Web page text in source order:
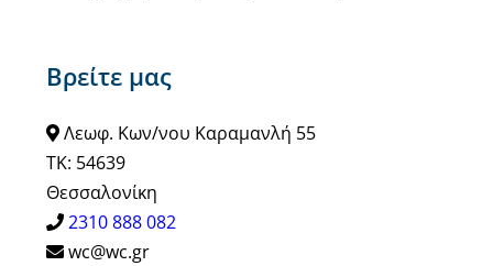
Βρείτε μας
Λεωφ. Κων/νου Καραμανλή 55
ΤΚ: 54639
Θεσσαλονίκη
2310 888 082
wc@wc.gr